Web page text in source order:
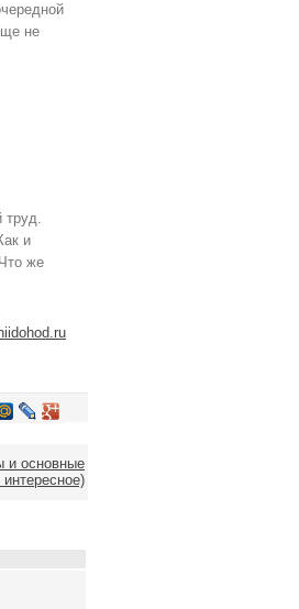
не
труд.
и
же
и основные